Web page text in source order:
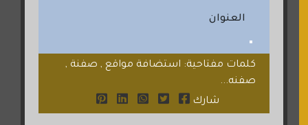
العنوان
كلمات مفتاحية: استضافة مواقع , صفنة ,
صفنه...
شارك